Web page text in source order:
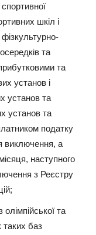
шкіл і
та
та
установ і
установ та
установ та
податку
виключення, а
наступного
з Реєстру
та
таких баз